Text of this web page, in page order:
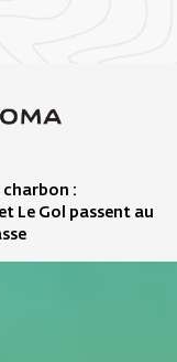
charbon :
Le Gol passent au